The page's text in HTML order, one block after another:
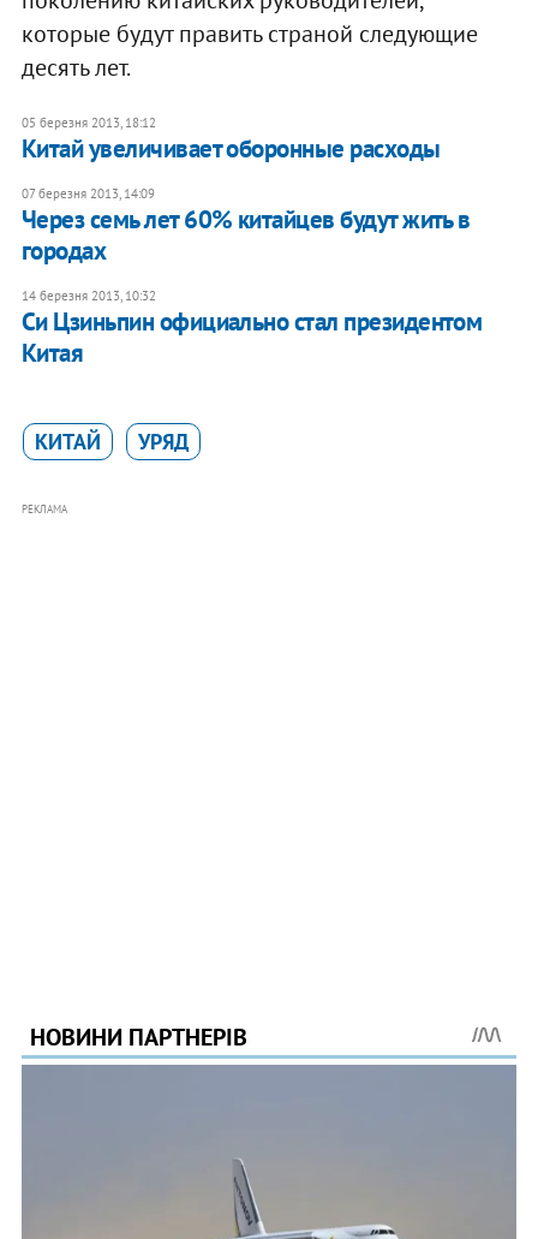
которые будут править страной следующие
десять лет.
05 березня 2013, 18:12
Китай увеличивает оборонные расходы
07 березня 2013, 14:09
Через семь лет 60% китайцев будут жить в
городах
14 березня 2013, 10:32
​Си Цзиньпин официально стал президентом
Китая
КИТАЙ УРЯД
РЕКЛАМА